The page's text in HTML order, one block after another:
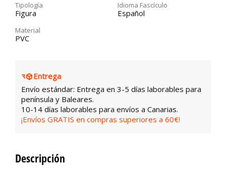
Tipología
Figura
Idioma Fascículo
Español
Material
PVC
Entrega
Envío estándar: Entrega en 3-5 días laborables para
península y Baleares.
10-14 días laborables para envíos a Canarias.
¡Envíos GRATIS en compras superiores a 60€!
Descripción